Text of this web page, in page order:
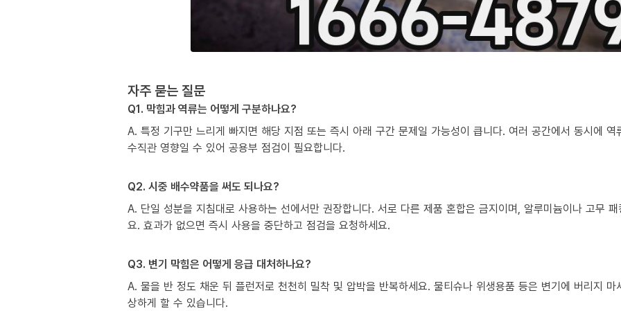
자주 묻는 질문
Q1. 막힘과 역류는 어떻게 구분하나요?
A. 특정 기구만 느리게 빠지면 해당 지점 또는 즉시 아래 구간 문제일 가능성이 큽니다. 여러 공간에서 동시에
수직관 영향일 수 있어 공용부 점검이 필요합니다.
Q2. 시중 배수약품을 써도 되나요?
A. 단일 성분을 지침대로 사용하는 선에서만 권장합니다. 서로 다른 제품 혼합은 금지이며, 알루미늄이나 고무
요. 효과가 없으면 즉시 사용을 중단하고 점검을 요청하세요.
Q3. 변기 막힘은 어떻게 응급 대처하나요?
A. 물을 반 정도 채운 뒤 플런저로 천천히 밀착 및 압박을 반복하세요. 물티슈나 위생용품 등은 변기에 버리지
상하게 할 수 있습니다.